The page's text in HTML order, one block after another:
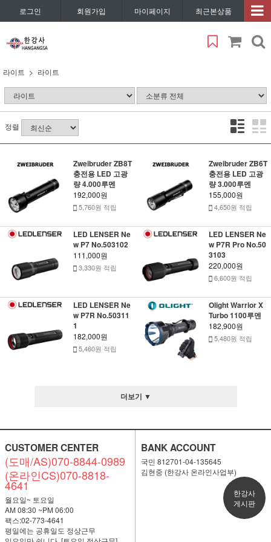
로그인 회원가입 마이페이지 최근본상품
라이트 라이트
정렬
Zweibruder ZB8T
충전용 LED 고광
량 4.000루멘
192,000원
5,760원 적립
Zweibruder ZB6T
충전용 LED 고광
량 3.000루멘
155,000원
4,650원 적립
LED LENSER Ne
w P7 No.503102
111,000원
3,330원 적립
LED LENSER Ne
w P7R Pro No.50
3103
220,000원
6,600원 적립
LED LENSER Ne
w P7R No.50311
1
182,000원
5,460원 적립
Olight Warrior X
Turbo 1100루멘
182,900원
5,480원 적립
더보기 ▼
CUSTOMER CENTER
(도매/AS)070-8844-0989
(온라인CS)070-8818-
4641
월요일~ 토요일
AM 08:30 ~PM 06:00
팩스:02-773-4641
평일에는 공휴일도 정상근무
BANK ACCOUNT
국민 812701-04-135645
김현중 (한강사 온라인사업부)
한강사
게시판